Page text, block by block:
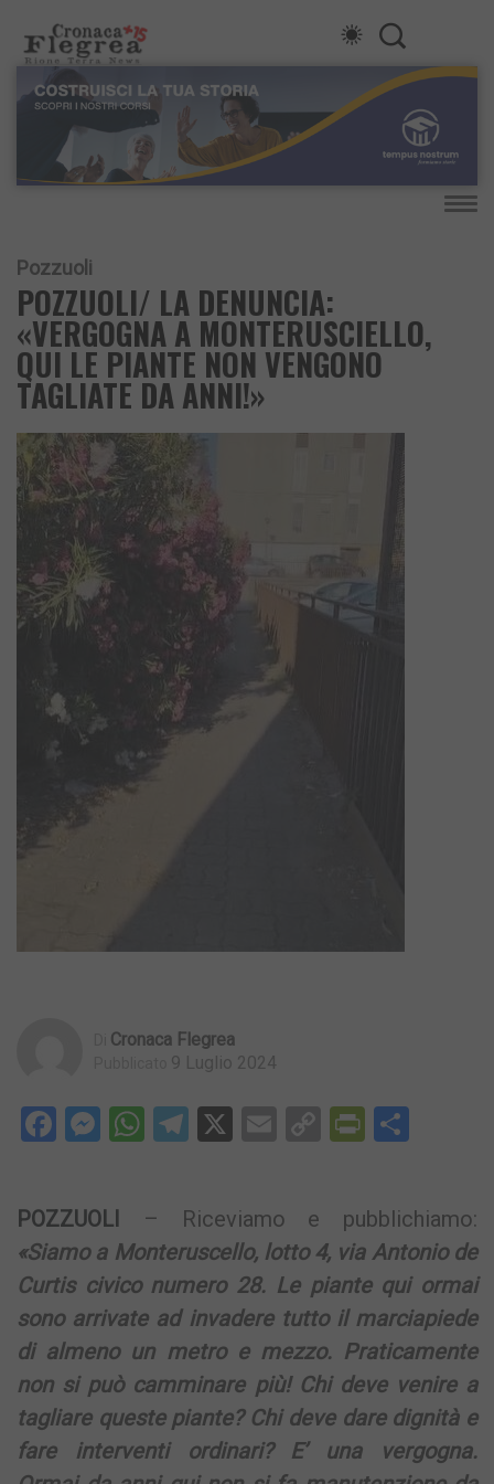
Pozzuoli
POZZUOLI/ LA DENUNCIA:
«VERGOGNA A MONTERUSCIELLO,
QUI LE PIANTE NON VENGONO
TAGLIATE DA ANNI!»
Cronaca Flegrea
9 Luglio 2024
Facebook
Messenger
WhatsApp
Telegram
X EmailCopy
POZZUOLI
– Riceviamo e pubblichiamo:
«Siamo a Monteruscello, lotto 4, via Antonio de
Curtis civico numero 28. Le piante qui ormai
sono arrivate ad invadere tutto il marciapiede
di almeno un metro e mezzo. Praticamente
non si può camminare più! Chi deve venire a
tagliare queste piante? Chi deve dare dignità e
fare interventi ordinari? E’ una vergogna.